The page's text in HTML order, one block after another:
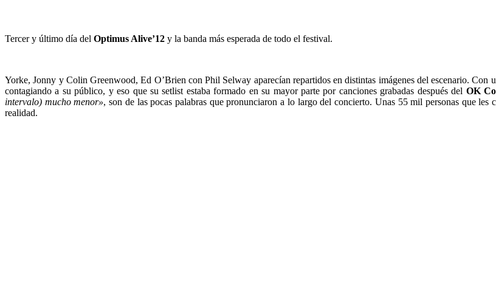
Tercer y último día del Optimus Alive’12 y la banda más esperada de todo el festival.
Yorke, Jonny y Colin Greenwood, Ed O’Brien con Phil Selway aparecían repartidos en distintas imágenes del escenario. Con
contagiando a su público, y eso que su setlist estaba formado en su mayor parte por canciones grabadas después del OK
intervalo) mucho menor», son de las pocas palabras que pronunciaron a lo largo del concierto. Unas 55 mil personas que les
realidad.